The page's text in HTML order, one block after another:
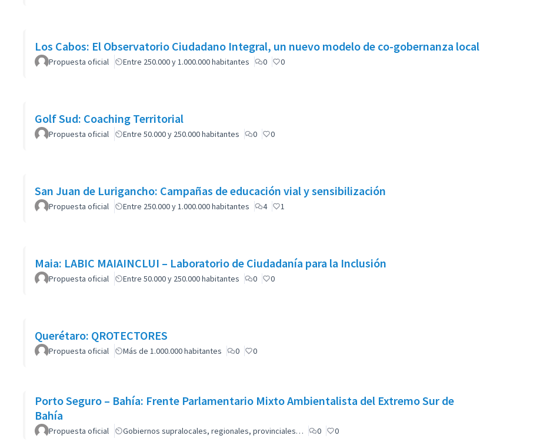
Los Cabos: El Observatorio Ciudadano Integral, un nuevo modelo de co-gobernanza local
Propuesta oficial Entre 250.000 y 1.000.000 habitantes 0 0
Golf Sud: Coaching Territorial
Propuesta oficial Entre 50.000 y 250.000 habitantes 0 0
San Juan de Lurigancho: Campañas de educación vial y sensibilización
Propuesta oficial Entre 250.000 y 1.000.000 habitantes 4 1
Maia: LABIC MAIAINCLUI – Laboratorio de Ciudadanía para la Inclusión
Propuesta oficial Entre 50.000 y 250.000 habitantes 0 0
Querétaro: QROTECTORES
Propuesta oficial Más de 1.000.000 habitantes 0 0
Porto Seguro – Bahía: Frente Parlamentario Mixto Ambientalista del Extremo Sur de
Bahía
Propuesta oficial Gobiernos supralocales, regionales, provinciales… 0 0